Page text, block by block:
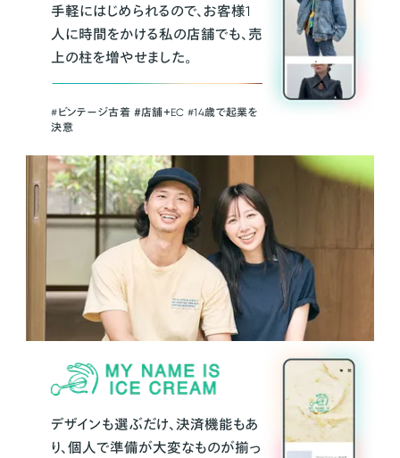
手軽にはじめられるので、お客様1
人に時間をかける私の店舗でも、売
上の柱を増やせました。
#ビンテージ古着 ＃店舗＋EC #14歳で起業を
決意
デザインも選ぶだけ、決済機能もあ
り、個人で準備が大変なものが揃っ